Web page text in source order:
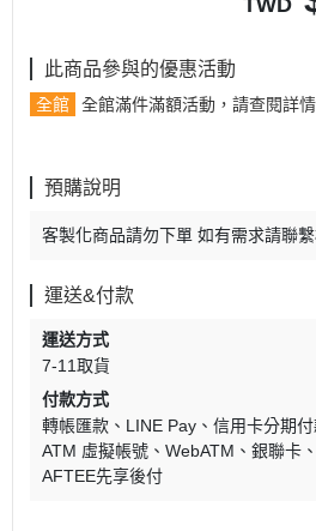
TWD
此商品參與的優惠活動
全館 全館滿件滿額活動，請查閱詳情
預購說明
客製化商品請勿下單 如有需求請聯
運送&付款
運送方式
7-11取貨
付款方式
轉帳匯款
LINE Pay 信用卡分期
ATM 虛擬帳號
WebATM 銀聯卡
AFTEE先享後付